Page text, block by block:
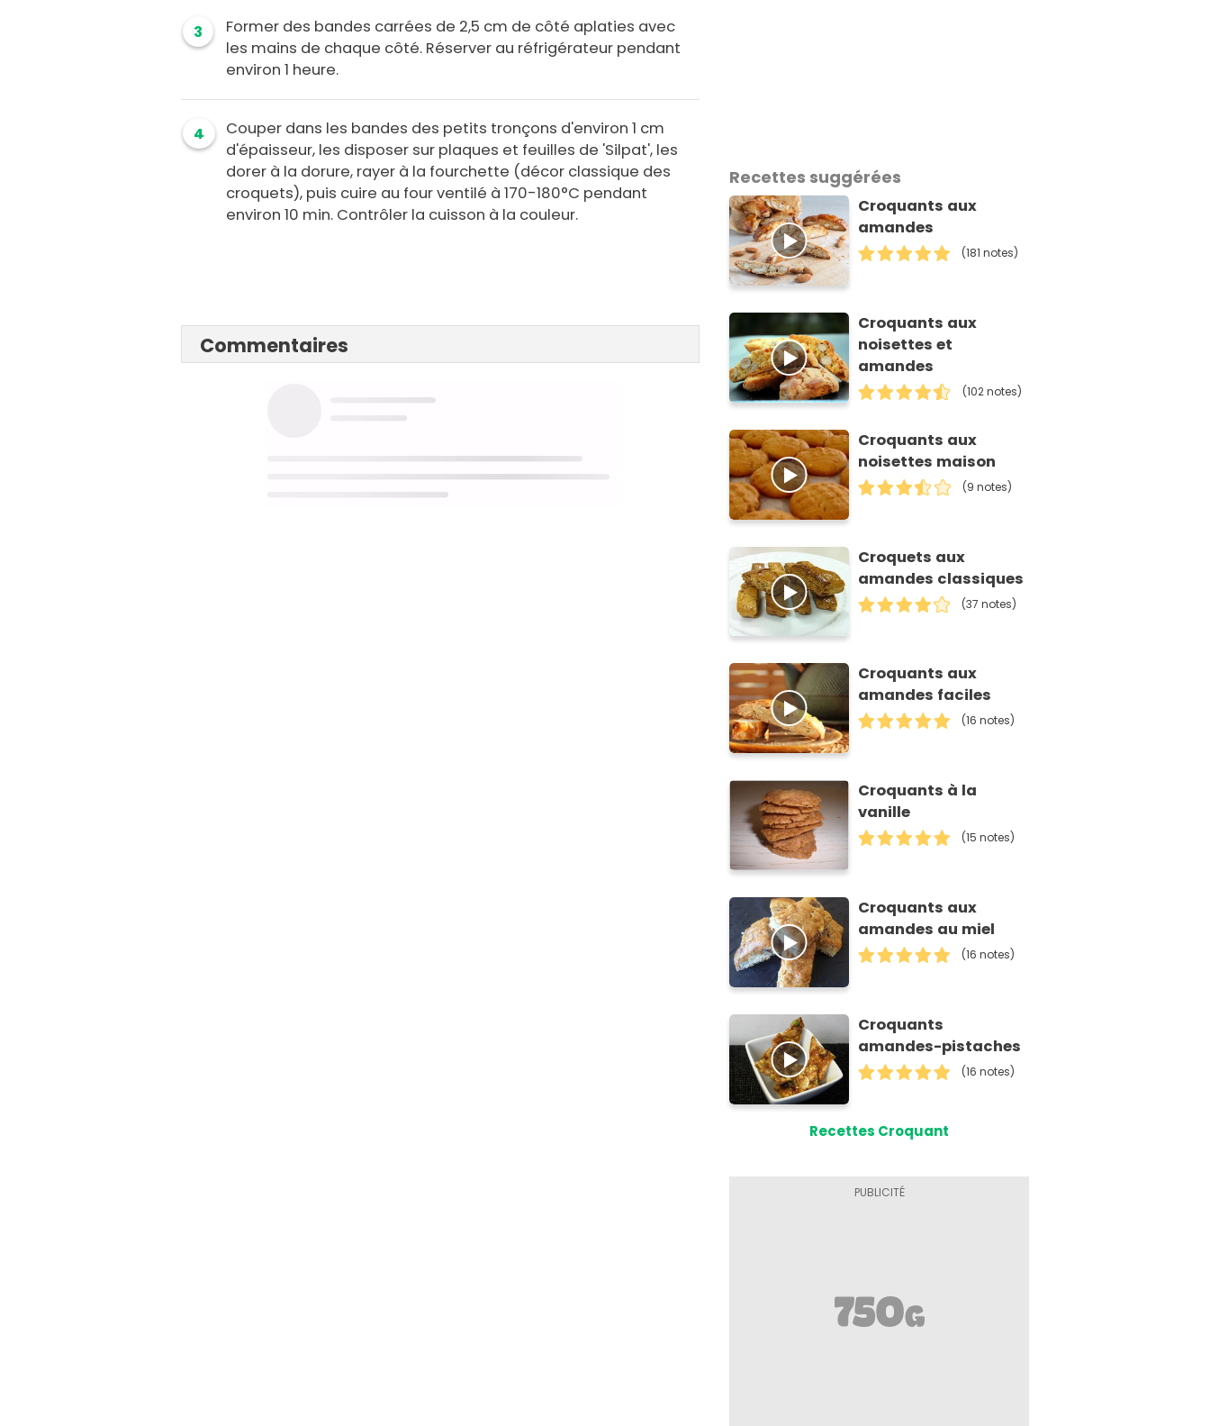
3
Former des bandes carrées de 2,5 cm de côté aplaties avec
les mains de chaque côté. Réserver au réfrigérateur pendant
environ 1 heure.
4
Couper dans les bandes des petits tronçons d'environ 1 cm
d'épaisseur, les disposer sur plaques et feuilles de 'Silpat', les
dorer à la dorure, rayer à la fourchette (décor classique des
croquets), puis cuire au four ventilé à 170-180°C pendant
environ 10 min. Contrôler la cuisson à la couleur.
Commentaires
Recettes suggérées
Croquants aux
amandes
(181 notes)
Croquants aux
noisettes et
amandes
(102 notes)
Croquants aux
noisettes maison
(9 notes)
Croquets aux
amandes classiques
(37 notes)
Croquants aux
amandes faciles
(16 notes)
Croquants à la
vanille
(15 notes)
Croquants aux
amandes au miel
(16 notes)
Croquants
amandes-pistaches
(16 notes)
Recettes Croquant